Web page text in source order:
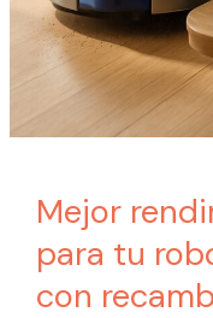
Mejor
para tu
con